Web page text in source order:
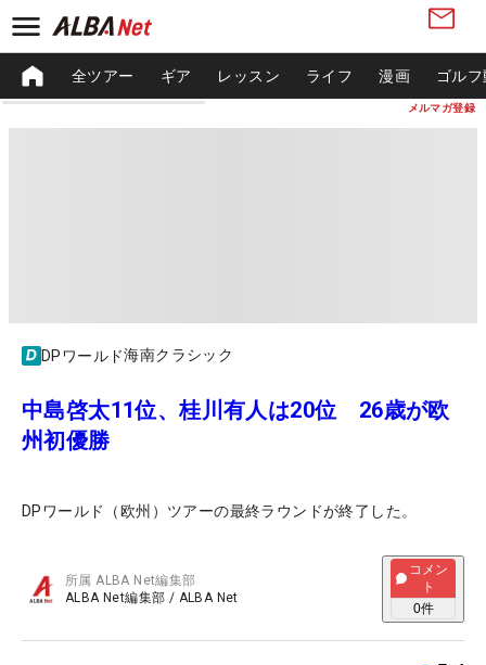
メルマガ登録
全ツアー ギア レッスン ライフ 漫画 ゴル
DPワールド海南クラシック
中島啓太11位、桂川有人は20位 26歳が欧
州初優勝
DPワールド（欧州）ツアーの最終ラウンドが終了した。
所属ALBA Net編集部
ALBA Net編集部 / ALBA Net
コメン
ト
0件